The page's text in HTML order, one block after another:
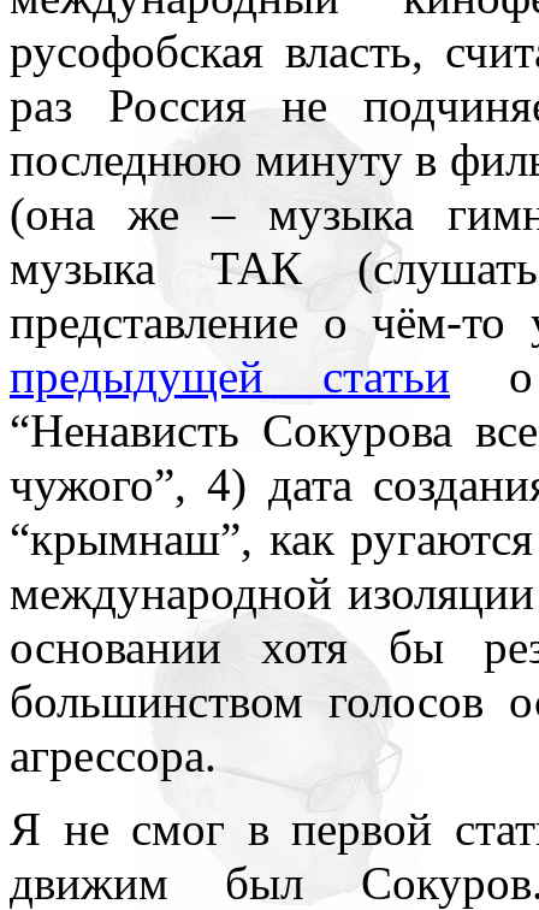
[отличающемуся от
у растений, и у бактерий.
вторая сигнальная
всюду применял как чисто
противопоставляя
подсознательное часто
то обеспечивает любое
одна его часть, которая –
– обеспечивает в
подсознаний автора и
поводу. По
подсознаний в
то, знаемом и рожденном
нигде уточнять и
русофобская власть,
раз Россия не
последнюю минуту в
(она же – музыка
музыка ТАК
представление о чём-
предыдущей статьи о
“Ненависть Сокурова
чужого”, 4) дата
“крымнаш”, как
международной
основании хотя бы
большинством голосов
агрессора.
Я не смог в первой
движим был